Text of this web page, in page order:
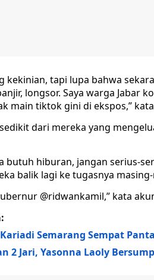
kekinian, tapi lupa bahwa
longsor. Saya warga Jabar
main tiktok gini di ekspos,”
dari mereka yang
butuh hiburan, jangan serius-
balik lagi ke tugasnya
@ridwankamil,” kata
Kariadi Semarang Sempat
2 Jari, Yasonna Laoly